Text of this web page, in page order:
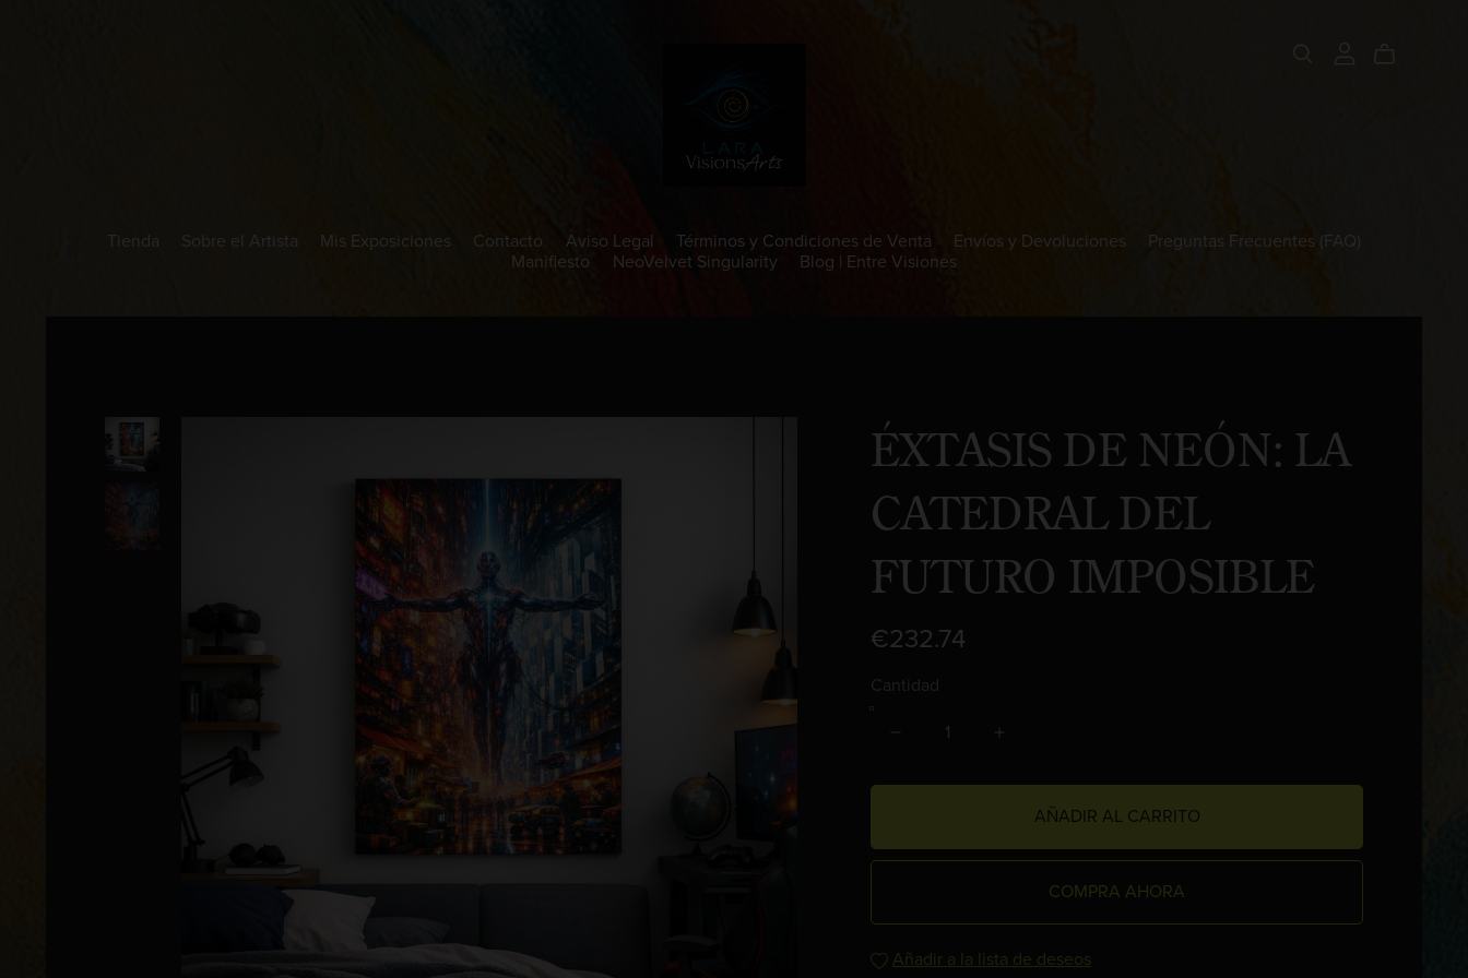
Tienda Sobre el Artista Mis Exposiciones Contacto Aviso Legal Términos y Condiciones de Venta Envíos y Devoluciones
Preguntas Frecuentes (FAQ)
Manifiesto
NeoVelvet Singularity Blog | Entre Visiones
ÉXTASIS DE NEÓN: LA
CATEDRAL DEL
FUTURO IMPOSIBLE
€232.74
Cantidad
AÑADIR AL CARRITO
COMPRA AHORA
Añadir a la lista de deseos